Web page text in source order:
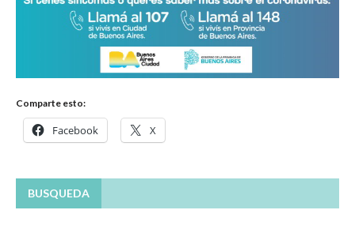
Comparte esto:
Facebook X
BUSQUEDA